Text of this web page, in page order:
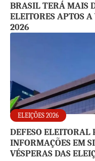
BRASIL TERÁ MAIS
ELEITORES APTOS
2026
ELEIÇÕES 2026
DEFESO ELEITORAL
INFORMAÇÕES EM
VÉSPERAS DAS